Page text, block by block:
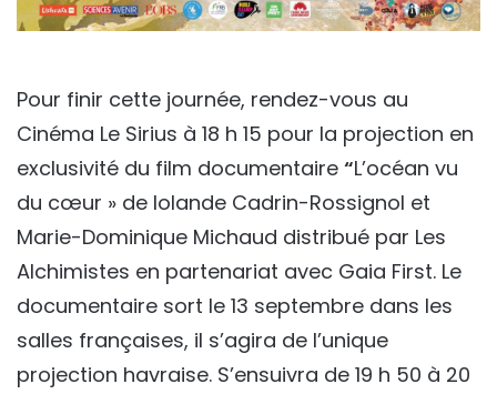
Pour finir cette journée, rendez-vous au
Cinéma Le Sirius à 18 h 15 pour la projection en
exclusivité du film documentaire “L’océan vu
du cœur » de Iolande Cadrin-Rossignol et
Marie-Dominique Michaud distribué par Les
Alchimistes en partenariat avec Gaia First. Le
documentaire sort le 13 septembre dans les
salles françaises, il s’agira de l’unique
projection havraise. S’ensuivra de 19 h 50 à 20